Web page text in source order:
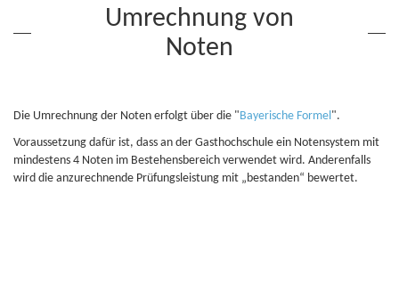
Umrechnung von
Noten
Die Umrechnung der Noten erfolgt über die "Bayerische Formel ".
Voraussetzung dafür ist, dass an der Gasthochschule ein Notensystem mit
mindestens 4 Noten im Bestehensbereich verwendet wird. Anderenfalls
wird die anzurechnende Prüfungsleistung mit „bestanden“ bewertet.